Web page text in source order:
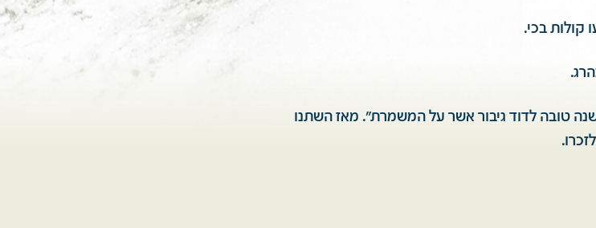
קולות בכי.
טובה לדוד גיבור אשר על המשמרת". מאז השתנו